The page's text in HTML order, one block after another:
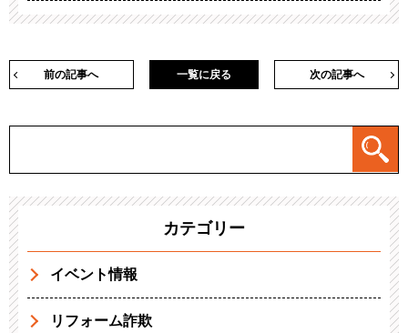
前の記事へ 次の記事へ
一覧に戻る
カテゴリー
イベント情報
リフォーム詐欺